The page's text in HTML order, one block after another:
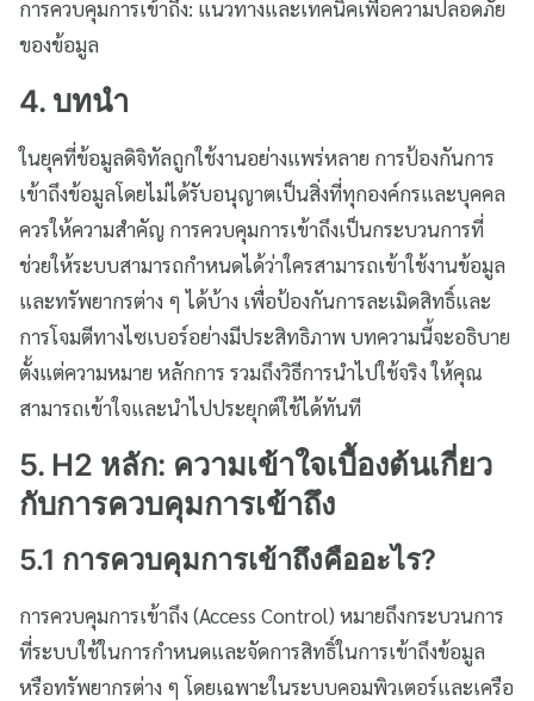
การควบคุมการเข้าถึง: แนวทางและเทคนิคเพื่อความปลอดภัย
ของข้อมูล
4. บทนำ
ในยุคที่ข้อมูลดิจิทัลถูกใช้งานอย่างแพร่หลาย การป้องกันการ
เข้าถึงข้อมูลโดยไม่ได้รับอนุญาตเป็นสิ่งที่ทุกองค์กรและบุคคล
ควรให้ความสำคัญ การควบคุมการเข้าถึงเป็นกระบวนการที่
ช่วยให้ระบบสามารถกำหนดได้ว่าใครสามารถเข้าใช้งานข้อมูล
และทรัพยากรต่าง ๆ ได้บ้าง เพื่อป้องกันการละเมิดสิทธิ์และ
การโจมตีทางไซเบอร์อย่างมีประสิทธิภาพ บทความนี้จะอธิบาย
ตั้งแต่ความหมาย หลักการ รวมถึงวิธีการนำไปใช้จริง ให้คุณ
สามารถเข้าใจและนำไปประยุกต์ใช้ได้ทันที
5. H2 หลัก: ความเข้าใจเบื้องต้นเกี่ยว
กับการควบคุมการเข้าถึง
5.1 การควบคุมการเข้าถึงคืออะไร?
การควบคุมการเข้าถึง (Access Control) หมายถึงกระบวนการ
ที่ระบบใช้ในการกำหนดและจัดการสิทธิ์ในการเข้าถึงข้อมูล
หรือทรัพยากรต่าง ๆ โดยเฉพาะในระบบคอมพิวเตอร์และเครือ